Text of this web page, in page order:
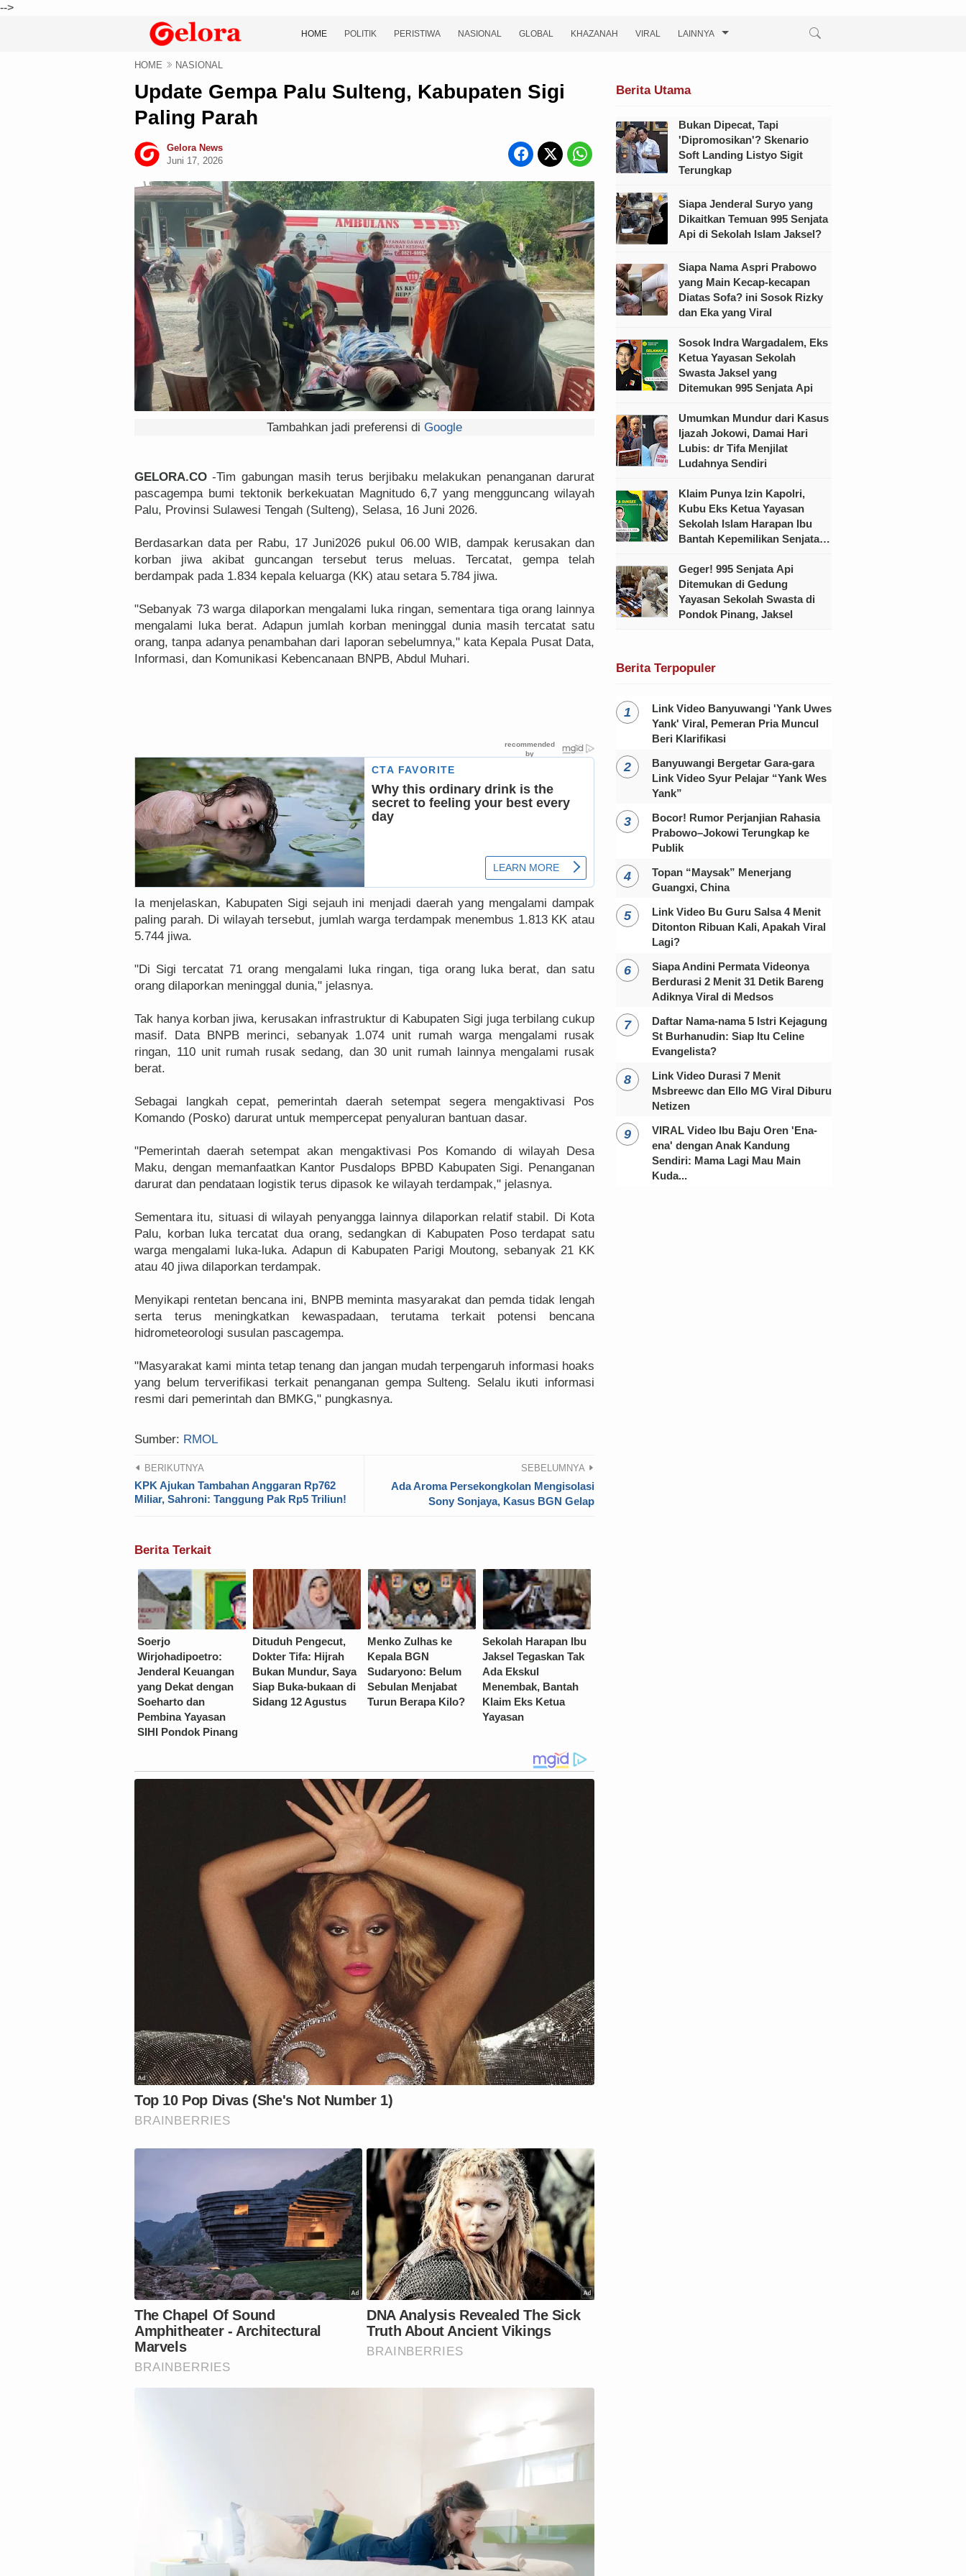
-->
HOME POLITIK PERISTIWA NASIONAL GLOBAL KHAZANAH VIRAL LAINNYA
HOME NASIONAL
Update Gempa Palu Sulteng, Kabupaten Sigi
Paling Parah
Gelora News
Juni 17, 2026
Tambahkan jadi preferensi di Google
GELORA.CO -Tim gabungan masih terus berjibaku melakukan penanganan darurat
pascagempa bumi tektonik berkekuatan Magnitudo 6,7 yang mengguncang wilayah
Palu, Provinsi Sulawesi Tengah (Sulteng), Selasa, 16 Juni 2026.
Berdasarkan data per Rabu, 17 Juni2026 pukul 06.00 WIB, dampak kerusakan dan
korban jiwa akibat guncangan tersebut terus meluas. Tercatat, gempa telah
berdampak pada 1.834 kepala keluarga (KK) atau setara 5.784 jiwa.
"Sebanyak 73 warga dilaporkan mengalami luka ringan, sementara tiga orang lainnya
mengalami luka berat. Adapun jumlah korban meninggal dunia masih tercatat satu
orang, tanpa adanya penambahan dari laporan sebelumnya," kata Kepala Pusat Data,
Informasi, dan Komunikasi Kebencanaan BNPB, Abdul Muhari.
Ia menjelaskan, Kabupaten Sigi sejauh ini menjadi daerah yang mengalami dampak
paling parah. Di wilayah tersebut, jumlah warga terdampak menembus 1.813 KK atau
5.744 jiwa.
"Di Sigi tercatat 71 orang mengalami luka ringan, tiga orang luka berat, dan satu
orang dilaporkan meninggal dunia," jelasnya.
Tak hanya korban jiwa, kerusakan infrastruktur di Kabupaten Sigi juga terbilang cukup
masif. Data BNPB merinci, sebanyak 1.074 unit rumah warga mengalami rusak
ringan, 110 unit rumah rusak sedang, dan 30 unit rumah lainnya mengalami rusak
berat.
Sebagai langkah cepat, pemerintah daerah setempat segera mengaktivasi Pos
Komando (Posko) darurat untuk mempercepat penyaluran bantuan dasar.
"Pemerintah daerah setempat akan mengaktivasi Pos Komando di wilayah Desa
Maku, dengan memanfaatkan Kantor Pusdalops BPBD Kabupaten Sigi. Penanganan
darurat dan pendataan logistik terus dipasok ke wilayah terdampak," jelasnya.
Sementara itu, situasi di wilayah penyangga lainnya dilaporkan relatif stabil. Di Kota
Palu, korban luka tercatat dua orang, sedangkan di Kabupaten Poso terdapat satu
warga mengalami luka-luka. Adapun di Kabupaten Parigi Moutong, sebanyak 21 KK
atau 40 jiwa dilaporkan terdampak.
Menyikapi rentetan bencana ini, BNPB meminta masyarakat dan pemda tidak lengah
serta terus meningkatkan kewaspadaan, terutama terkait potensi bencana
hidrometeorologi susulan pascagempa.
"Masyarakat kami minta tetap tenang dan jangan mudah terpengaruh informasi hoaks
yang belum terverifikasi terkait penanganan gempa Sulteng. Selalu ikuti informasi
resmi dari pemerintah dan BMKG," pungkasnya.
Sumber: RMOL
BERIKUTNYA
KPK Ajukan Tambahan Anggaran Rp762
Miliar, Sahroni: Tanggung Pak Rp5 Triliun!
SEBELUMNYA
Ada Aroma Persekongkolan Mengisolasi
Sony Sonjaya, Kasus BGN Gelap
Berita Terkait
Soerjo
Wirjohadipoetro:
Jenderal Keuangan
yang Dekat dengan
Soeharto dan
Pembina Yayasan
SIHI Pondok Pinang
Dituduh Pengecut,
Dokter Tifa: Hijrah
Bukan Mundur, Saya
Siap Buka-bukaan di
Sidang 12 Agustus
Menko Zulhas ke
Kepala BGN
Sudaryono: Belum
Sebulan Menjabat
Turun Berapa Kilo?
Sekolah Harapan Ibu
Jaksel Tegaskan Tak
Ada Ekskul
Menembak, Bantah
Klaim Eks Ketua
Yayasan
Berita Utama
Bukan Dipecat, Tapi
'Dipromosikan'? Skenario
Soft Landing Listyo Sigit
Terungkap
Siapa Jenderal Suryo yang
Dikaitkan Temuan 995 Senjata
Api di Sekolah Islam Jaksel?
Siapa Nama Aspri Prabowo
yang Main Kecap-kecapan
Diatas Sofa? ini Sosok Rizky
dan Eka yang Viral
Sosok Indra Wargadalem, Eks
Ketua Yayasan Sekolah
Swasta Jaksel yang
Ditemukan 995 Senjata Api
Umumkan Mundur dari Kasus
Ijazah Jokowi, Damai Hari
Lubis: dr Tifa Menjilat
Ludahnya Sendiri
Klaim Punya Izin Kapolri,
Kubu Eks Ketua Yayasan
Sekolah Islam Harapan Ibu
Bantah Kepemilikan Senjata
Geger! 995 Senjata Api
Ditemukan di Gedung
Yayasan Sekolah Swasta di
Pondok Pinang, Jaksel
Berita Terpopuler
Link Video Banyuwangi 'Yank Uwes
Yank' Viral, Pemeran Pria Muncul
Beri Klarifikasi
Banyuwangi Bergetar Gara-gara
Link Video Syur Pelajar “Yank Wes
Yank”
Bocor! Rumor Perjanjian Rahasia
Prabowo–Jokowi Terungkap ke
Publik
Topan “Maysak” Menerjang
Guangxi, China
Link Video Bu Guru Salsa 4 Menit
Ditonton Ribuan Kali, Apakah Viral
Lagi?
Siapa Andini Permata Videonya
Berdurasi 2 Menit 31 Detik Bareng
Adiknya Viral di Medsos
Daftar Nama-nama 5 Istri Kejagung
St Burhanudin: Siap Itu Celine
Evangelista?
Link Video Durasi 7 Menit
Msbreewc dan Ello MG Viral Diburu
Netizen
VIRAL Video Ibu Baju Oren 'Ena-
ena' dengan Anak Kandung
Sendiri: Mama Lagi Mau Main
Kuda...